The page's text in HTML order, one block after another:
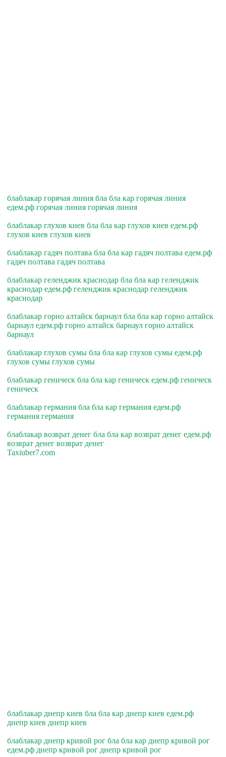
блаблакар горячая линия бла бла кар горячая линия
едем.рф горячая линия горячая линия
блаблакар глухов киев бла бла кар глухов киев едем.рф
глухов киев глухов киев
блаблакар гадяч полтава бла бла кар гадяч полтава едем.рф
гадяч полтава гадяч полтава
блаблакар геленджик краснодар бла бла кар геленджик
краснодар едем.рф геленджик краснодар геленджик
краснодар
блаблакар горно алтайск барнаул бла бла кар горно алтайск
барнаул едем.рф горно алтайск барнаул горно алтайск
барнаул
блаблакар глухов сумы бла бла кар глухов сумы едем.рф
глухов сумы глухов сумы
блаблакар геническ бла бла кар геническ едем.рф геническ
геническ
блаблакар германия бла бла кар германия едем.рф
германия германия
блаблакар возврат денег бла бла кар возврат денег едем.рф
возврат денег возврат денег
Taxiuber7.com
блаблакар днепр киев бла бла кар днепр киев едем.рф
днепр киев днепр киев
блаблакар днепр кривой рог бла бла кар днепр кривой рог
едем.рф днепр кривой рог днепр кривой рог